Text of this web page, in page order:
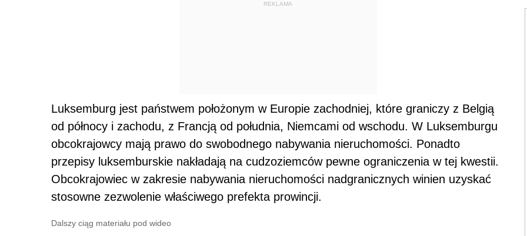
REKLAMA
Luksemburg jest państwem położonym w Europie zachodniej, które graniczy z Belgią
od północy i zachodu, z Francją od południa, Niemcami od wschodu. W Luksemburgu
obcokrajowcy mają prawo do swobodnego nabywania nieruchomości. Ponadto
przepisy luksemburskie nakładają na cudzoziemców pewne ograniczenia w tej kwestii.
Obcokrajowiec w zakresie nabywania nieruchomości nadgranicznych winien uzyskać
stosowne zezwolenie właściwego prefekta prowincji.
Dalszy ciąg materiału pod wideo